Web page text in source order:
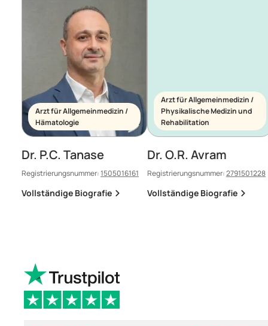
Arzt für Allgemeinmedizin /
Hämatologie
Dr. P.C. Tanase
Registrierungsnummer:1505016161
Vollständige Biografie
Arzt für Allgemeinmedizin /
Physikalische Medizin und
Rehabilitation
Dr. O.R. Avram
Registrierungsnummer:2791501228
Vollständige Biografie